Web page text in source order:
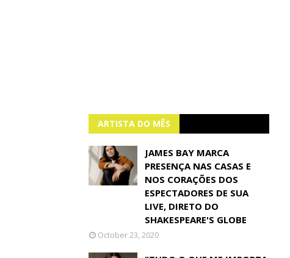
ARTISTA DO MÊS
JAMES BAY MARCA
PRESENÇA NAS CASAS E
NOS CORAÇÕES DOS
ESPECTADORES DE SUA
LIVE, DIRETO DO
SHAKESPEARE'S GLOBE
October 23, 2020